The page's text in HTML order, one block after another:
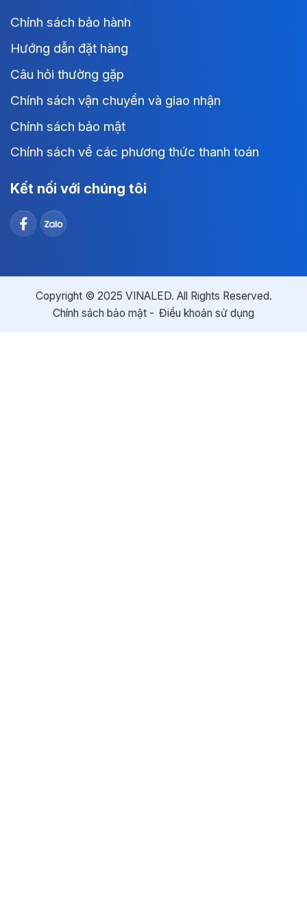
Chính sách bảo hành
Hướng dẫn đặt hàng
Câu hỏi thường gặp
Chính sách vận chuyển và giao nhận
Chính sách bảo mật
Chính sách về các phương thức thanh toán
Kết nối với chúng tôi
Copyright © 2025 VINALED. All Rights Reserved.
Chính sách bảo mật
Điều khoản sử dụng